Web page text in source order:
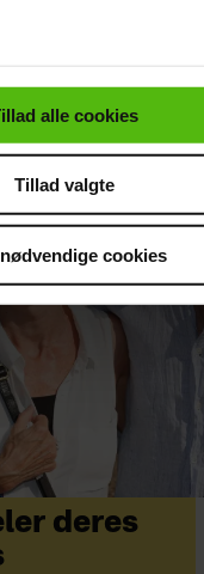
.
alle cookies
Tillad valgte
cookies
deres